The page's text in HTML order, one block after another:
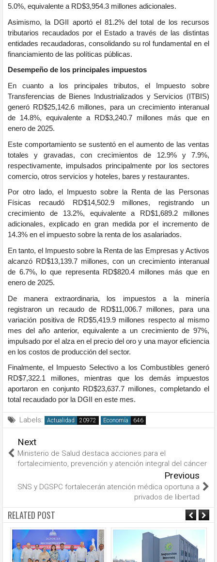
5.0%, equivalente a RD$3,954.3 millones adicionales.
Asimismo, la DGII aportó el 81.2% del total de los recursos
tributarios recaudados por el Estado a través de las distintas
entidades recaudadoras, consolidando su rol fundamental en el
financiamiento de las políticas públicas.
Desempeño de los principales impuestos
En cuanto a los principales tributos, el Impuesto sobre
Transferencias de Bienes Industrializados y Servicios (ITBIS)
generó RD$25,142.6 millones, para un crecimiento interanual
de 14.8%, equivalente a RD$3,240.7 millones más que en
enero de 2025.
Este comportamiento se sustentó en el aumento de las ventas
totales y gravadas, con crecimientos de 12.9% y 7.9%,
respectivamente, impulsados principalmente por los sectores
comercio, otros servicios y hoteles, bares y restaurantes.
Por otro lado, el Impuesto sobre la Renta de las Personas
Físicas recaudó RD$14,502.9 millones, registrando un
crecimiento de 13.2%, equivalente a RD$1,689.2 millones
adicionales, explicado en gran medida por el incremento de
14.3% en el impuesto sobre la renta de los asalariados.
En tanto, el Impuesto sobre la Renta de las Empresas y Activos
alcanzó RD$13,139.7 millones, con un crecimiento interanual
de 6.7%, lo que representa RD$820.4 millones más que en
enero de 2025.
De manera extraordinaria, los impuestos a la minería
registraron un recaudo de RD$11,006.7 millones, para una
variación positiva de RD$5,419.9 millones respecto al mismo
mes del año anterior, equivalente a un crecimiento de 97%,
impulsado por el alza en el precio del oro y una mayor eficiencia
en los costos de producción del sector.
Finalmente, el Impuesto Selectivo a los Combustibles generó
RD$7,322.1 millones, mientras que los demás impuestos
aportaron en conjunto RD$23,637.7 millones, completando el
total recaudado por la DGII en este mes.
Labels: Actualidad Economía
Next
Ministerio de Salud destaca acciones para el
fortalecimiento, prevención y atención integral del cáncer
Previous
SNS y DGSPC fortalecerán atención médica oportuna a
privados de libertad
RELATED POST